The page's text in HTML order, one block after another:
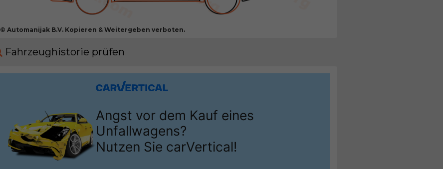
© Automanijak B.V. Kopieren & Weitergeben verboten.
Fahrzeughistorie prüfen